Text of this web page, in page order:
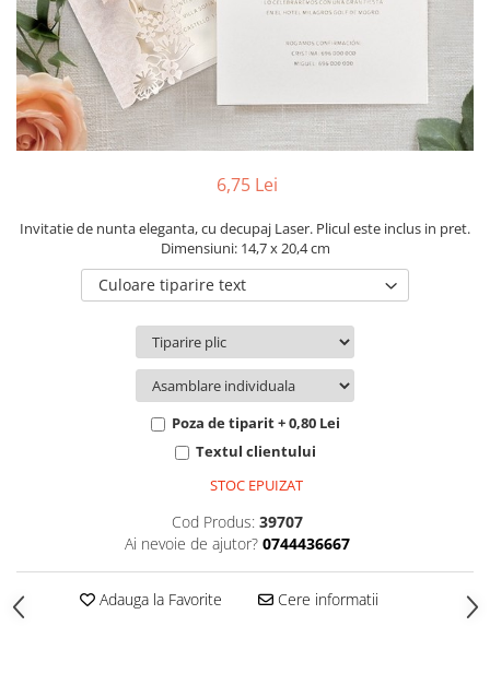
Pachete marturii
Pungi si cutii prajituri
Sticle si borcane
Cutii flori de hartie
Cutii flori de sapun
Cutii flori mixte
Cutii LUX
Aranjamente tematice
2020 Craciun si Anul Nou
2022 Crăciun
Toamna și Halloween
Buchete extravagante
6,75 Lei
Invitatie de nunta eleganta, cu decupaj Laser. Plicul este inclus in pret.
Dimensiuni: 14,7 x 20,4 cm
Culoare tiparire text
Poza de tiparit + 0,80 Lei
Textul clientului
STOC EPUIZAT
Cod Produs: 39707
Ai nevoie de ajutor? 0744436667
Adauga la Favorite Cere informatii